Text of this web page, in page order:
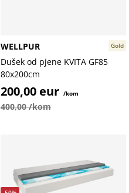
Gold
WELLPUR
Dušek od pjene KVITA GF85
80x200cm
200,00 eur /kom
400,00 /kom